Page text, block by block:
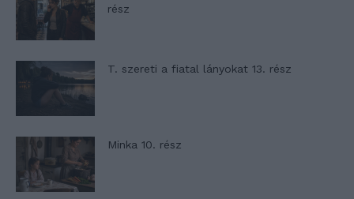
rész
T. szereti a fiatal lányokat 13. rész
Minka 10. rész